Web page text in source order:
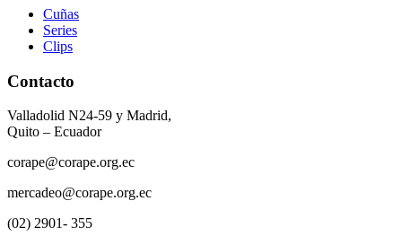
Cuñas
Series
Clips
Contacto
Valladolid N24-59 y Madrid,
Quito – Ecuador
corape@corape.org.ec
mercadeo@corape.org.ec
(02) 2901- 355